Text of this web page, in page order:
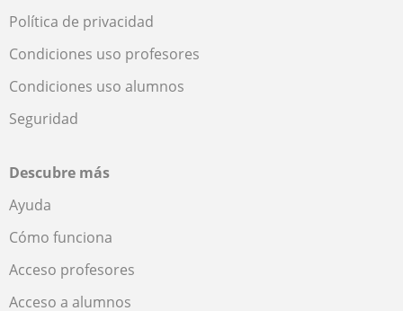
Política de privacidad
Condiciones uso profesores
Condiciones uso alumnos
Seguridad
Descubre más
Ayuda
Cómo funciona
Acceso profesores
Acceso a alumnos